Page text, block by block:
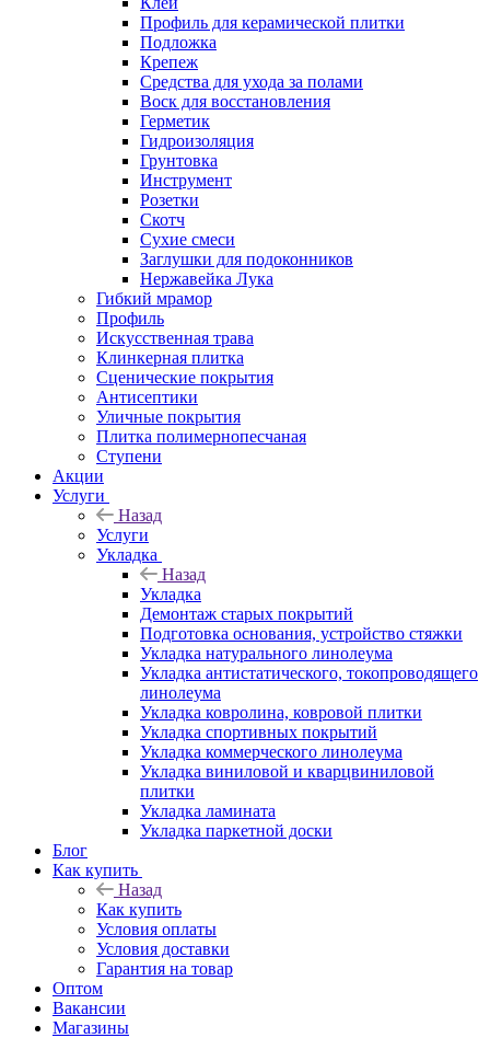
Профиль для керамической плитки
Подложка
Крепеж
Средства для ухода за полами
Воск для восстановления
Герметик
Гидроизоляция
Грунтовка
Инструмент
Розетки
Скотч
Сухие смеси
Заглушки для подоконников
Нержавейка Лука
Гибкий мрамор
Профиль
Искусственная трава
Клинкерная плитка
Сценические покрытия
Антисептики
Уличные покрытия
Плитка полимернопесчаная
Ступени
Акции
Услуги
Назад
Услуги
Укладка
Назад
Укладка
Демонтаж старых покрытий
Подготовка основания, устройство стяжки
Укладка натурального линолеума
Укладка антистатического, токопроводящего
линолеума
Укладка ковролина, ковровой плитки
Укладка спортивных покрытий
Укладка коммерческого линолеума
Укладка виниловой и кварцвиниловой
плитки
Укладка ламината
Укладка паркетной доски
Блог
Как купить
Назад
Как купить
Условия оплаты
Условия доставки
Гарантия на товар
Оптом
Вакансии
Магазины